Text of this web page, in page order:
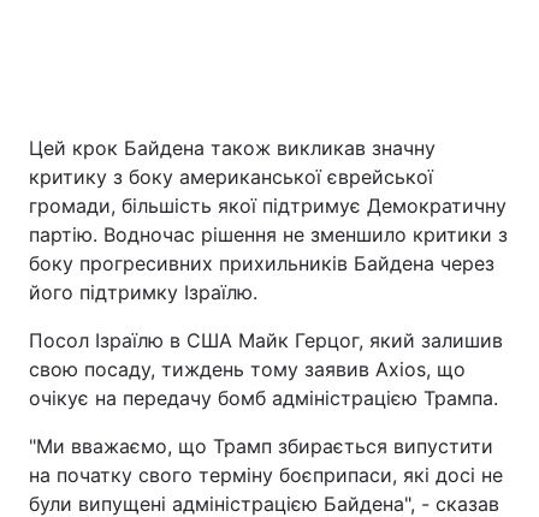
Цей крок Байдена також викликав значну
критику з боку американської єврейської
громади, більшість якої підтримує Демократичну
партію. Водночас рішення не зменшило критики з
боку прогресивних прихильників Байдена через
його підтримку Ізраїлю.
Посол Ізраїлю в США Майк Герцог, який залишив
свою посаду, тиждень тому заявив Axios, що
очікує на передачу бомб адміністрацією Трампа.
"Ми вважаємо, що Трамп збирається випустити
на початку свого терміну боєприпаси, які досі не
були випущені адміністрацією Байдена", - сказав